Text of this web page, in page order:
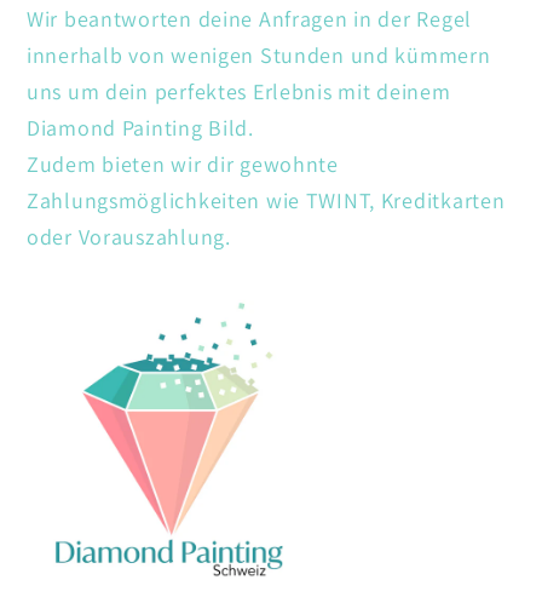
Wir beantworten deine Anfragen in der Regel
innerhalb von wenigen Stunden und kümmern
uns um dein perfektes Erlebnis mit deinem
Diamond Painting Bild.
Zudem bieten wir dir gewohnte
Zahlungsmöglichkeiten wie TWINT, Kreditkarten
oder Vorauszahlung.